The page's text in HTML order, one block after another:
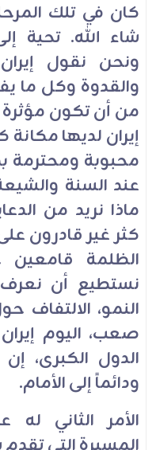
كان في تلك
شاء الله. تحية
ونحن نقول
والقدوة وكل ما
من أن تكون مؤثرة
إيران لديها
محبوبة ومحترمة
عند السنة
ماذا نريد من
كثر غير قادرون
الظلمة قامعين
نستطيع أن
النمو، الالتفاف
صعب، اليوم
الدول الكبرى،
ودائماً إلى الأمام.
الأمر الثاني له